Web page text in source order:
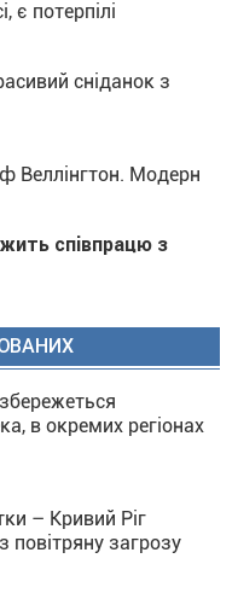
є потерпілі
сніданок з
Веллінгтон. Модерн
співпрацю з
в окремих регіонах
– Кривий Ріг
повітряну загрозу